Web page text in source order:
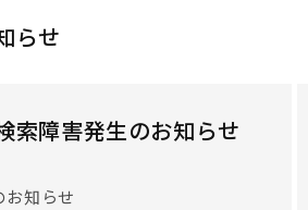
らせ
索障害発生のお知らせ
お知らせ